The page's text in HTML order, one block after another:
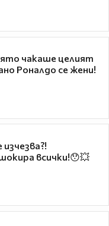
чакаше целият
Роналдо се жени!
всички!😯💥